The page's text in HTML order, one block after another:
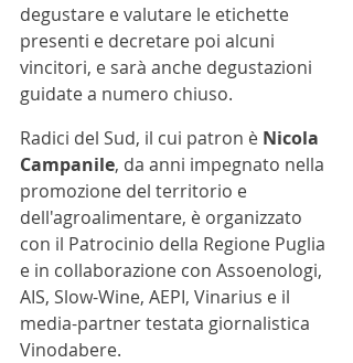
degustare e valutare le etichette
presenti e decretare poi alcuni
vincitori, e sarà anche degustazioni
guidate a numero chiuso.
Radici del Sud, il cui patron è Nicola
Campanile, da anni impegnato nella
promozione del territorio e
dell'agroalimentare, è organizzato
con il Patrocinio della Regione Puglia
e in collaborazione con Assoenologi,
AIS, Slow-Wine, AEPI, Vinarius e il
media-partner testata giornalistica
Vinodabere.